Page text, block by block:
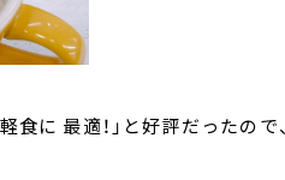
に 最適！」と好評だったので、